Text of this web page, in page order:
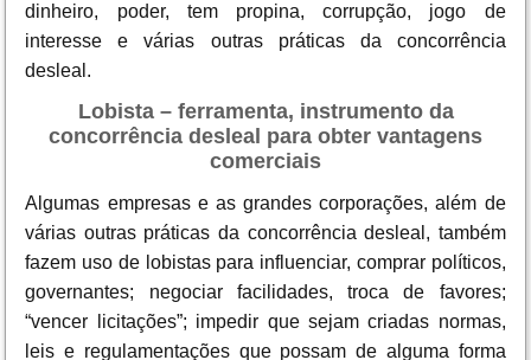
dinheiro, poder, tem propina, corrupção, jogo de
interesse e várias outras práticas da concorrência
desleal.
Lobista – ferramenta, instrumento da
concorrência desleal para obter vantagens
comerciais
Algumas empresas e as grandes corporações, além de
várias outras práticas da concorrência desleal, também
fazem uso de lobistas para influenciar, comprar políticos,
governantes; negociar facilidades, troca de favores;
“vencer licitações”; impedir que sejam criadas normas,
leis e regulamentações que possam de alguma forma